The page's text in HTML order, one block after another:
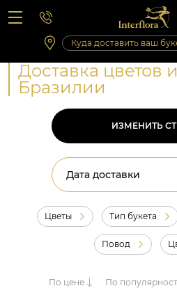
Вопросы-ответы
Сб 10:00 ‐ 14:00
Выходные и праздничные дни
Доставка цветов
Бразилии
ИЗМЕНИТЬ
Дата доставки
Цветы Тип букета
Повод
По цене По